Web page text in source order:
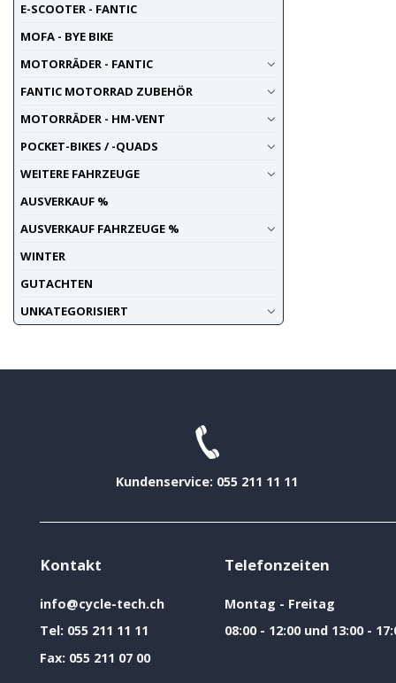
E-SCOOTER - FANTIC
MOFA - BYE BIKE
MOTORRÄDER - FANTIC
FANTIC MOTORRAD ZUBEHÖR
MOTORRÄDER - HM-VENT
POCKET-BIKES / -QUADS
WEITERE FAHRZEUGE
AUSVERKAUF %
AUSVERKAUF FAHRZEUGE %
WINTER
GUTACHTEN
UNKATEGORISIERT
Kundenservice: 055 211 11 11
Kontakt
info@cycle-tech.ch
Tel: 055 211 11 11
Fax: 055 211 07 00
Telefonzeiten
Montag - Freitag
08:00 - 12:00 und 13:00 -